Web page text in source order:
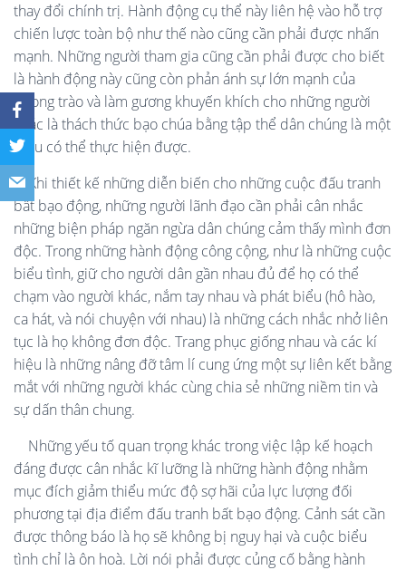
thay đổi chính trị. Hành động cụ thể này liên hệ vào hỗ trợ
chiến lược toàn bộ như thế nào cũng cần phải được nhấn
mạnh. Những người tham gia cũng cần phải được cho biết
là hành động này cũng còn phản ánh sự lớn mạnh của
phong trào và làm gương khuyến khích cho những người
khác là thách thức bạo chúa bằng tập thể dân chúng là một
điều có thể thực hiện được.
Khi thiết kế những diễn biến cho những cuộc đấu tranh
bất bạo động, những người lãnh đạo cần phải cân nhắc
những biện pháp ngăn ngừa dân chúng cảm thấy mình đơn
độc. Trong những hành động công cộng, như là những cuộc
biểu tình, giữ cho người dân gần nhau đủ để họ có thể
chạm vào người khác, nắm tay nhau và phát biểu (hô hào,
ca hát, và nói chuyện với nhau) là những cách nhắc nhở liên
tục là họ không đơn độc. Trang phục giống nhau và các kí
hiệu là những nâng đỡ tâm lí cung ứng một sự liên kết bằng
mắt với những người khác cùng chia sẻ những niềm tin và
sự dấn thân chung.
Những yếu tố quan trọng khác trong việc lập kế hoạch
đáng được cân nhắc kĩ lưỡng là những hành động nhằm
mục đích giảm thiểu mức độ sợ hãi của lực lượng đối
phương tại địa điểm đấu tranh bất bạo động. Cảnh sát cần
được thông báo là họ sẽ không bị nguy hại và cuộc biểu
tình chỉ là ôn hoà. Lời nói phải được củng cố bằng hành